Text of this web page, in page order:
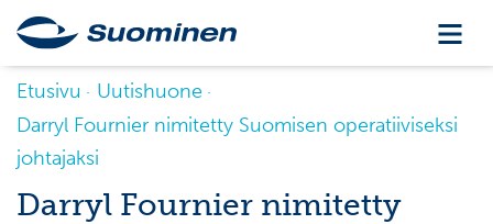
Etusivu
Uutishuone
Darryl Fournier nimitetty Suomisen operatiiviseksi
johtajaksi
Darryl Fournier nimitetty